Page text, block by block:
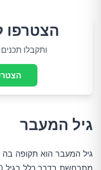
הצטרפו
ותקבלו
גיל המעבר
גיל המעבר הוא תקופה בה